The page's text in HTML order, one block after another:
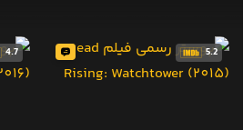
5.2
4.7